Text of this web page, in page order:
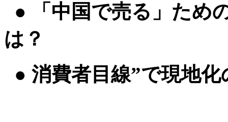
● 「中国で売る」ため
は？
● 消費者目線”で現地